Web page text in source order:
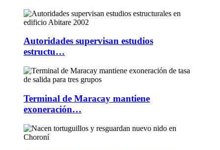
Autoridades supervisan estudios
estructu…
Terminal de Maracay mantiene
exoneración…